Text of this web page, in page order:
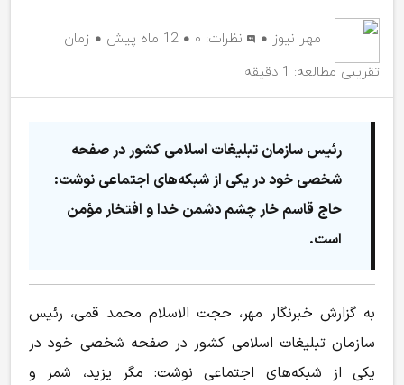
مهر نیوز نظرات: ۰ 12 ماه پیش
زمان
تقریبی مطالعه: 1 دقیقه
رئیس سازمان تبلیغات اسلامی کشور در صفحه
شخصی خود در یکی از شبکه‌های اجتماعی نوشت:
حاج قاسم خار چشم دشمن خدا و افتخار مؤمن
است.
به گزارش خبرنگار مهر، حجت الاسلام محمد قمی، رئیس
سازمان تبلیغات اسلامی کشور در صفحه شخصی خود در
یکی از شبکه‌های اجتماعی نوشت: مگر یزید، شمر و